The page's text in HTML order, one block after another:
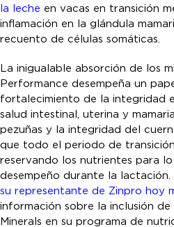
la leche en vacas en transición
inflamación en la glándula
recuento de células somáticas.
La inigualable absorción de los
Performance desempeña un
fortalecimiento de la integridad
salud intestinal, uterina y
pezuñas y la integridad del
que todo el periodo de
reservando los nutrientes para
desempeño durante la lactación.
su representante de Zinpro hoy
información sobre la inclusión
Minerals en su programa de